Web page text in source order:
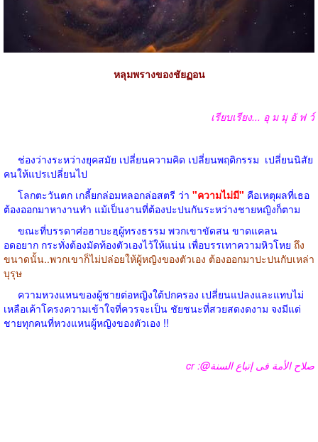
หลุมพรางของชัยฏอน
เรียบเรียง... อุ ม มุ อั ฟ ว์
ช่องว่างระหว่างยุคสมัย เปลี่ยนความคิด เปลี่ยนพฤติกรรม เปลี่ยนนิสัย
คนให้แปรเปลี่ยนไป
โลกตะวันตก เกลี้ยกล่อมหลอกล่อสตรี ว่า "ความไม่มี" คือเหตุผลที่เธอ
ต้องออกมาหางานทำ แม้เป็นงานที่ต้องปะปนกันระหว่างชายหญิงก็ตาม
ขณะที่บรรดาศ่อฮาบะฮฺผู้ทรงธรรม พวกเขาขัดสน ขาดแคลน
อดอยาก กระทั่งต้องมัดท้องตัวเองไว้ให้แน่น เพื่อบรรเทาความหิวโหย ถึง
ขนาดนั้น..พวกเขาก็ไม่ปล่อยให้ผู้หญิงของตัวเอง ต้องออกมาปะปนกับเหล่า
บุรุษ
ความหวงแหนของผู้ชายต่อหญิงใต้ปกครอง เปลี่ยนแปลงและแทบไม่
เหลือเค้าโครงความเข้าใจที่ควรจะเป็น ชัยชนะที่สวยสดงดงาม จงมีแด่
ชายทุกคนที่หวงแหนผู้หญิงของตัวเอง !!
cr :@صلاح الأمة فى إتباع السنة